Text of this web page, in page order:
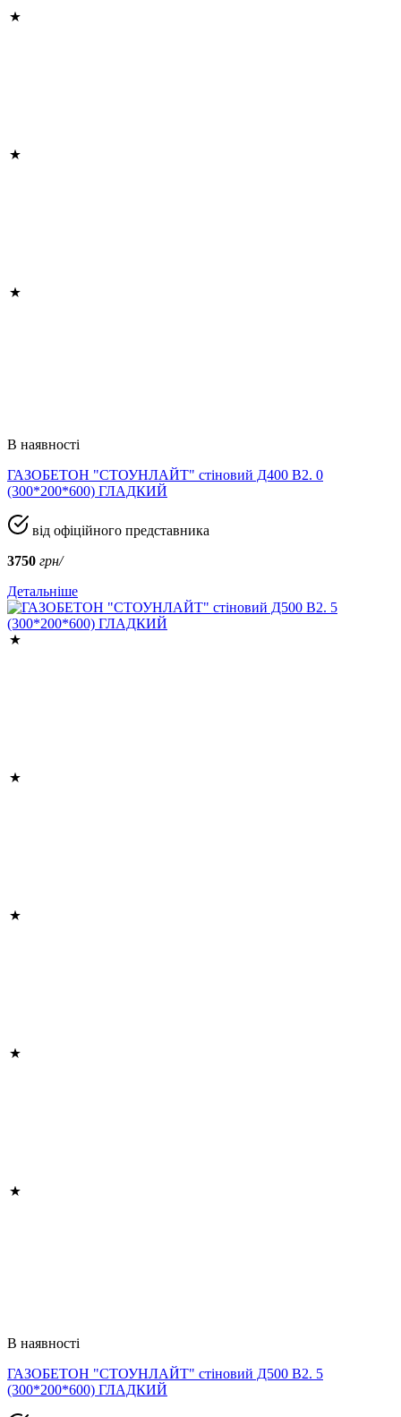
В наявності
ГАЗОБЕТОН "СТОУНЛАЙТ" стіновий Д400 В2. 0
(300*200*600) ГЛАДКИЙ
від офіційного представника
3750 грн/
Детальніше
В наявності
ГАЗОБЕТОН "СТОУНЛАЙТ" стіновий Д500 В2. 5
(300*200*600) ГЛАДКИЙ